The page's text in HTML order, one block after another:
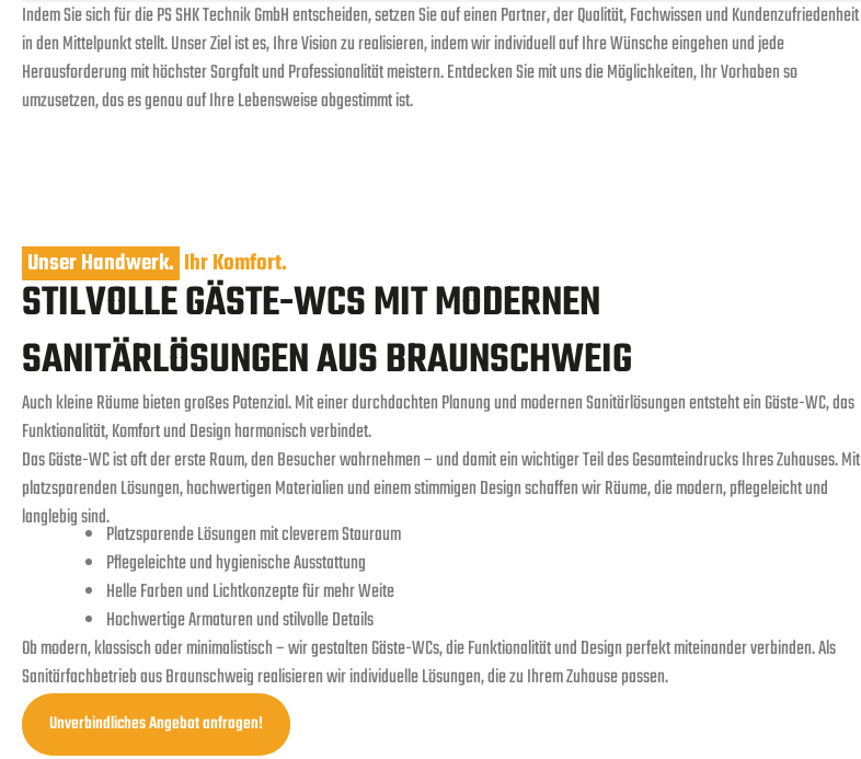
Indem Sie sich für die PS SHK Technik GmbH entscheiden, setzen Sie auf einen Partner, der Qualität, Fachwissen und Kundenzufriedenheit
in den Mittelpunkt stellt. Unser Ziel ist es, Ihre Vision zu realisieren, indem wir individuell auf Ihre Wünsche eingehen und jede
Herausforderung mit höchster Sorgfalt und Professionalität meistern. Entdecken Sie mit uns die Möglichkeiten, Ihr Vorhaben so
umzusetzen, das es genau auf Ihre Lebensweise abgestimmt ist.
Unser Handwerk. Ihr Komfort.
STILVOLLE GÄSTE-WCS MIT MODERNEN
SANITÄRLÖSUNGEN AUS BRAUNSCHWEIG
Auch kleine Räume bieten großes Potenzial. Mit einer durchdachten Planung und modernen Sanitärlösungen entsteht ein Gäste-WC, das
Funktionalität, Komfort und Design harmonisch verbindet.
Das Gäste-WC ist oft der erste Raum, den Besucher wahrnehmen – und damit ein wichtiger Teil des Gesamteindrucks Ihres Zuhauses. Mit
platzsparenden Lösungen, hochwertigen Materialien und einem stimmigen Design schaffen wir Räume, die modern, pflegeleicht und
langlebig sind.
Platzsparende Lösungen mit cleverem Stauraum
Pflegeleichte und hygienische Ausstattung
Helle Farben und Lichtkonzepte für mehr Weite
Hochwertige Armaturen und stilvolle Details
Ob modern, klassisch oder minimalistisch – wir gestalten Gäste-WCs, die Funktionalität und Design perfekt miteinander verbinden. Als
Sanitärfachbetrieb aus Braunschweig realisieren wir individuelle Lösungen, die zu Ihrem Zuhause passen.
Unverbindliches Angebot anfragen!